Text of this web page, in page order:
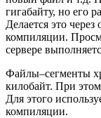
гигабайту, но его
Делается это
компиляции.
сервере
Файлы–сегменты
килобайт. При
Для этого
компиляции.